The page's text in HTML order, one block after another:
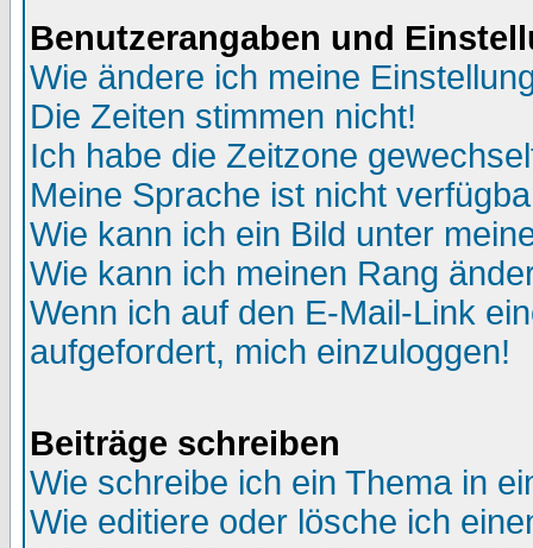
Benutzerangaben und
Wie ändere ich meine
Die Zeiten stimmen nicht!
Ich habe die Zeitzone
Meine Sprache ist nicht
Wie kann ich ein Bild unter
Wie kann ich meinen Rang
Wenn ich auf den E-Mail-Link
aufgefordert, mich einzuloggen!
Beiträge schreiben
Wie schreibe ich ein Thema in
Wie editiere oder lösche ich